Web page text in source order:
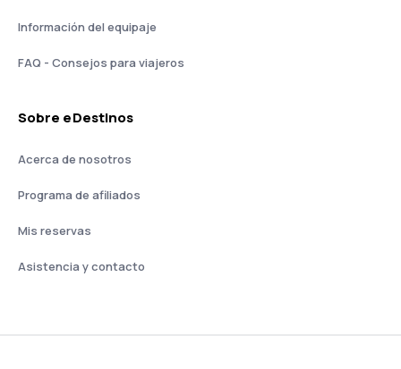
Información del equipaje
FAQ - Consejos para viajeros
Sobre eDestinos
Acerca de nosotros
Programa de afiliados
Mis reservas
Asistencia y contacto